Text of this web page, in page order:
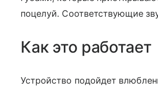
поцелуй. Соответствующие
Как это работает
Устройство подойдет